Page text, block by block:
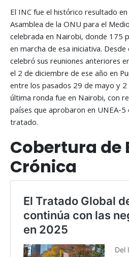
El INC fue el histórico resultado
Asamblea de la ONU para el
celebrada en Nairobi, donde 175
en marcha de esa iniciativa.
celebró sus reuniones anteriores
el 2 de diciembre de ese año en
entre los pasados 29 de mayo y 2
última ronda fue en Nairobi, con
países que aprobaron en UNEA-
tratado.
Cobertura de
Crónica